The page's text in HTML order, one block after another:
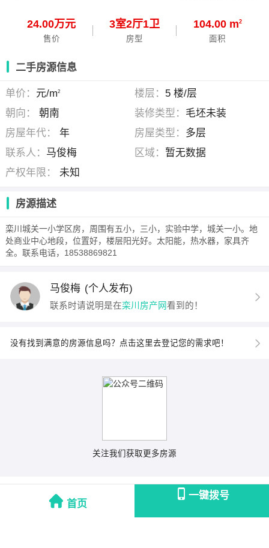
24.00万元
售价
3室2厅1卫
房型
104.00 m2
面积
首页
一键拨号
二手房源信息
单价： 元/m2 楼层： 5 楼/层
朝向：
朝南 装修类型： 毛坯未装
房屋年代：
年 房屋类型： 多层
联系人： 马俊梅 区域： 暂无数据
产权年限：
未知
房源描述
栾川城关一小学区房，周围有五小，三小，实验中学，城关一小。地
处商业中心地段，位置好，楼层阳光好。太阳能，热水器，家具齐
全。联系电话，18538869821
马俊梅 (个人发布)
联系时请说明是在栾川房产网看到的！
没有找到满意的房源信息吗？点击这里去登记您的需求吧！
关注我们获取更多房源